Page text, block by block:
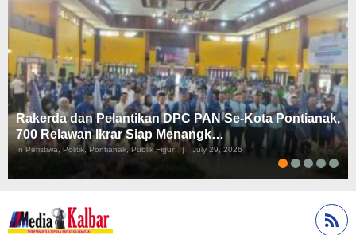
Rakerda dan Pelantikan DPC PAN Se-Kota Pontianak,
700 Relawan Ikrar Siap Menangk…
In Peristiwa, Politik, Pontianak, Publik Figur July 29, 2026